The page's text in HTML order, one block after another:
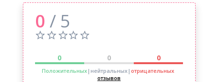
0 / 5
0 0 0
Положительных|нейтральных| отрицательных
отзывов